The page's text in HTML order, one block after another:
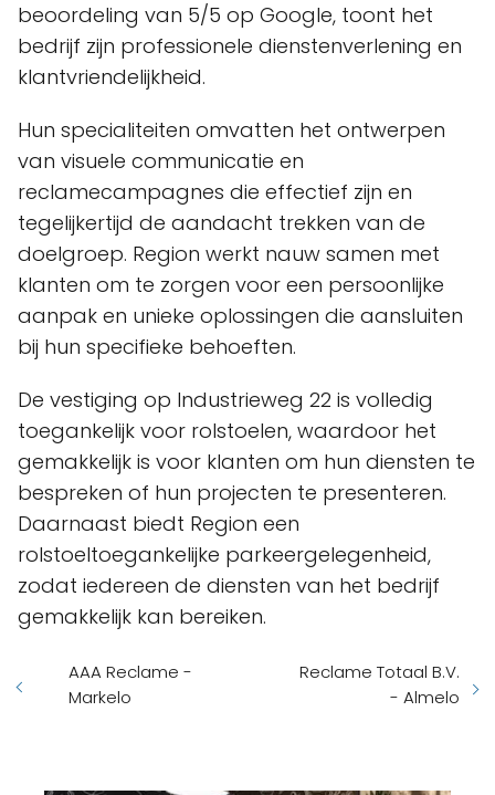
beoordeling van 5/5 op Google, toont het
bedrijf zijn professionele dienstenverlening en
klantvriendelijkheid.
Hun specialiteiten omvatten het ontwerpen
van visuele communicatie en
reclamecampagnes die effectief zijn en
tegelijkertijd de aandacht trekken van de
doelgroep. Region werkt nauw samen met
klanten om te zorgen voor een persoonlijke
aanpak en unieke oplossingen die aansluiten
bij hun specifieke behoeften.
De vestiging op Industrieweg 22 is volledig
toegankelijk voor rolstoelen, waardoor het
gemakkelijk is voor klanten om hun diensten te
bespreken of hun projecten te presenteren.
Daarnaast biedt Region een
rolstoeltoegankelijke parkeergelegenheid,
zodat iedereen de diensten van het bedrijf
gemakkelijk kan bereiken.
AAA Reclame -
Markelo
Reclame Totaal B.V.
- Almelo